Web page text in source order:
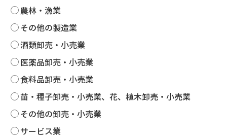
農林・漁業
その他の製造業
酒類卸売・小売業
医薬品卸売・小売業
食料品卸売・小売業
苗・種子卸売・小売業、花、植木卸売・小売業
その他の卸売・小売業
サービス業